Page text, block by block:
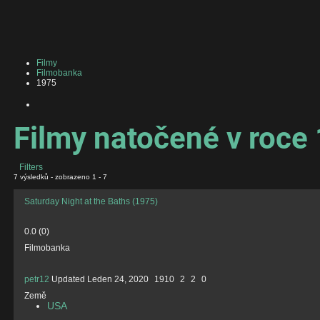
Filmy
Filmobanka
1975
Filmy natočené v roce
Filters
7 výsledků - zobrazeno 1 - 7
Saturday Night at the Baths (1975)
0.0(0)
Filmobanka
petr12 Updated Leden 24, 2020 1910 2 2
0
Země
USA